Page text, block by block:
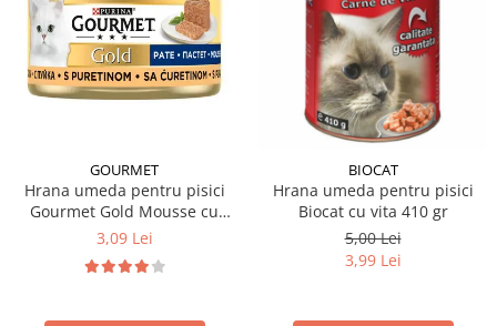
GOURMET
Hrana umeda pentru pisici
Gourmet Gold Mousse cu
curcan 85 gr
3,09 Lei
BIOCAT
Hrana umeda pentru pisici
Biocat cu vita 410 gr
5,00 Lei
3,99 Lei